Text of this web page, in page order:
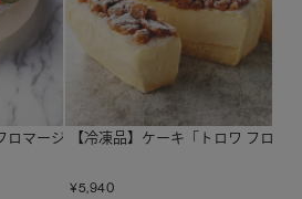
ロマージュ フリュイ」*
【冷凍品】ケーキ「トロワ フロマ
¥5,940